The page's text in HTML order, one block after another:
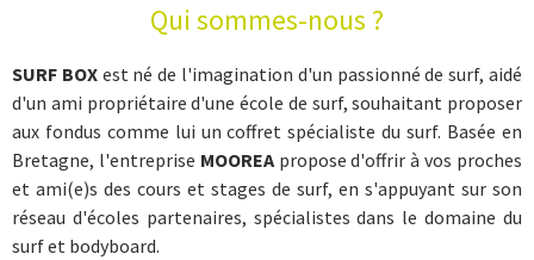
Qui sommes-nous ?
SURF BOXest né de l'imagination d'un passionné de surf, aidé
d'un ami propriétaire d'une école de surf, souhaitant proposer
aux fondus comme lui un coffret spécialiste du surf. Basée en
Bretagne, l'entreprise MOOREApropose d'offrir à vos proches
et ami(e)s des cours et stages de surf, en s'appuyant sur son
réseau d'écoles partenaires, spécialistes dans le domaine du
surf et bodyboard.